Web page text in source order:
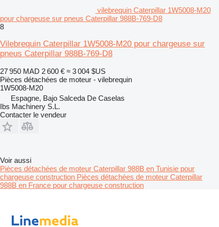
vilebrequin Caterpillar 1W5008-M20
pour chargeuse sur pneus Caterpillar 988B-769-D8
8
Vilebrequin Caterpillar 1W5008-M20 pour chargeuse sur
pneus Caterpillar 988B-769-D8
27 950 MAD 2 600 € ≈ 3 004 $US
Pièces détachées de moteur - vilebrequin
1W5008-M20
Espagne, Bajo Salceda De Caselas
Ibs Machinery S.L.
Contacter le vendeur
Voir aussi
Pièces détachées de moteur Caterpillar 988B en Tunisie pour
chargeuse construction Pièces détachées de moteur Caterpillar
988B en France pour chargeuse construction